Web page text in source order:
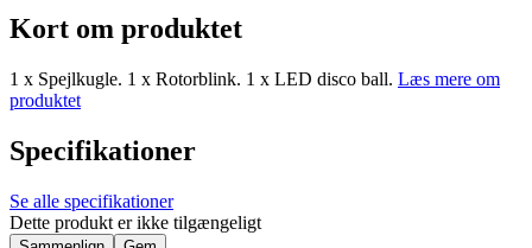
Kort om produktet
1 x Spejlkugle. 1 x Rotorblink. 1 x LED disco ball. Læs mere om
produktet
Specifikationer
Se alle specifikationer
Dette produkt er ikke tilgængeligt